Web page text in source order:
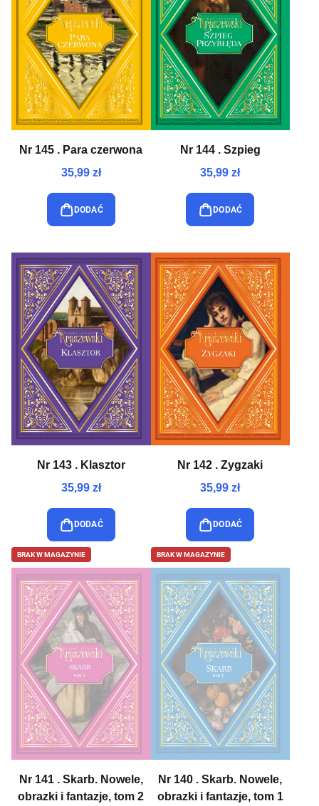
Nr 145 . Para czerwona
35,99 zł
DODAĆ
Nr 144 . Szpieg
35,99 zł
DODAĆ
Nr 143 . Klasztor
35,99 zł
DODAĆ
Nr 142 . Zygzaki
35,99 zł
DODAĆ
BRAK W MAGAZYNIE
Nr 141 . Skarb. Nowele,
obrazki i fantazje, tom 2
BRAK W MAGAZYNIE
Nr 140 . Skarb. Nowele,
obrazki i fantazje, tom 1